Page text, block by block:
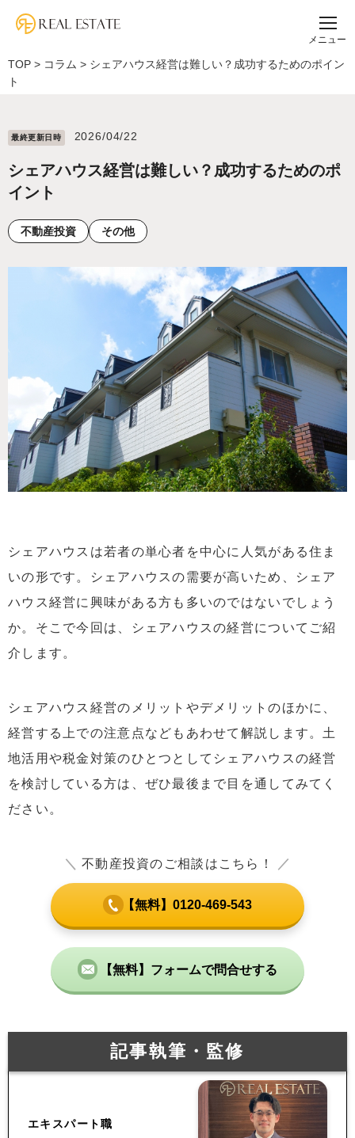
メニュー
TOP > コラム > シェアハウス経営は難しい？成功するためのポイン
ト
最終更新⽇時 2026/04/22
シェアハウス経営は難しい？成功するためのポ
イント
不動産投資 その他
シェアハウスは若者の単心者を中心に人気がある住ま
いの形です。シェアハウスの需要が高いため、シェア
ハウス経営に興味がある方も多いのではないでしょう
か。そこで今回は、シェアハウスの経営についてご紹
介します。
シェアハウス経営のメリットやデメリットのほかに、
経営する上での注意点などもあわせて解説します。土
地活用や税金対策のひとつとしてシェアハウスの経営
を検討している方は、ぜひ最後まで目を通してみてく
ださい。
＼ 不動産投資のご相談はこちら！ ／
【無料】0120-469-543
【無料】フォームで問合せする
記事執筆・監修
エキスパート職